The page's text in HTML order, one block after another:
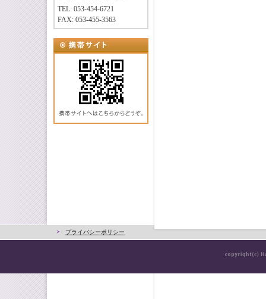
TEL: 053-454-6721
FAX: 053-455-3563
プライバシーポリシー